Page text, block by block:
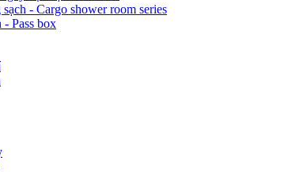
- Cargo shower room series
- Pass box